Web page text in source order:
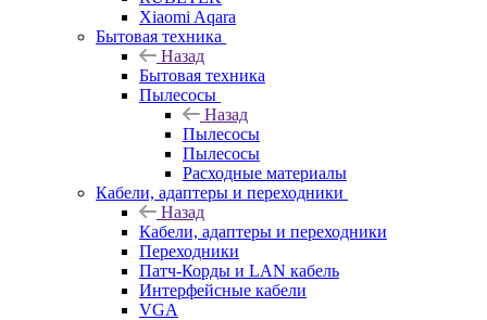
Xiaomi Aqara
Бытовая техника
Назад
Бытовая техника
Пылесосы
Назад
Пылесосы
Пылесосы
Расходные материалы
Кабели, адаптеры и переходники
Назад
Кабели, адаптеры и переходники
Переходники
Патч-Корды и LAN кабель
Интерфейсные кабели
VGA